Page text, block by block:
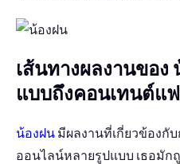
เส้นทางผลงานของ
แบบถึงคอนเทนต์แ
น้องฝน มีผลงานที่เกี่ยวข้องกั
ออนไลน์หลายรูปแบบ เธอมั